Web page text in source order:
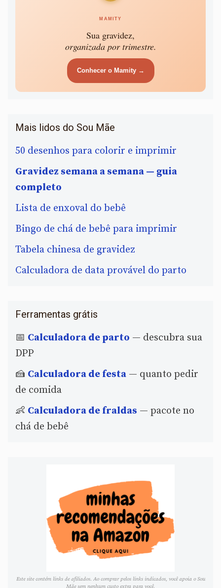
MAMITY
Sua gravidez,
organizada por trimestre.
Conhecer o Mamity →
Mais lidos do Sou Mãe
50 desenhos para colorir e imprimir
Gravidez semana a semana — guia
completo
Lista de enxoval do bebê
Bingo de chá de bebê para imprimir
Tabela chinesa de gravidez
Calculadora de data provável do parto
Ferramentas grátis
📅 Calculadora de parto — descubra sua
DPP
🍰 Calculadora de festa — quanto pedir
de comida
👶 Calculadora de fraldas — pacote no
chá de bebê
Este site contém links de afiliados. Ao comprar pelos links indicados, você apoia o Sou